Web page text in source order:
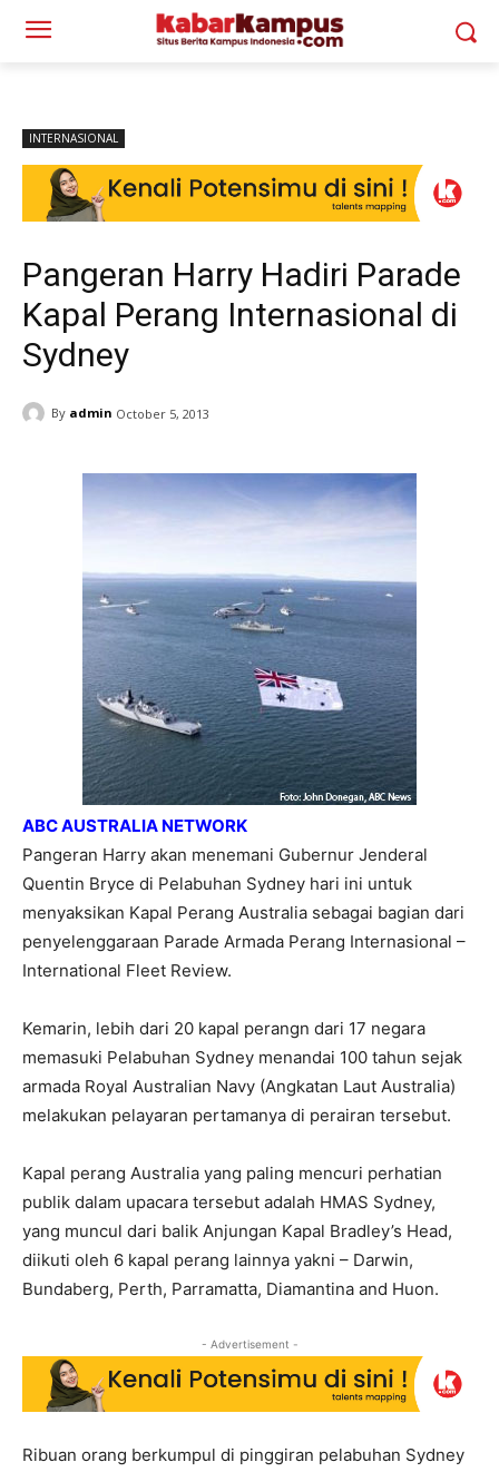
INTERNASIONAL
Pangeran Harry Hadiri Parade
Kapal Perang Internasional di
Sydney
By admin October 5, 2013
ABC AUSTRALIA NETWORK
Pangeran Harry akan menemani Gubernur Jenderal
Quentin Bryce di Pelabuhan Sydney hari ini untuk
menyaksikan Kapal Perang Australia sebagai bagian dari
penyelenggaraan Parade Armada Perang Internasional –
International Fleet Review.
Kemarin, lebih dari 20 kapal perangn dari 17 negara
memasuki Pelabuhan Sydney menandai 100 tahun sejak
armada Royal Australian Navy (Angkatan Laut Australia)
melakukan pelayaran pertamanya di perairan tersebut.
Kapal perang Australia yang paling mencuri perhatian
publik dalam upacara tersebut adalah HMAS Sydney,
yang muncul dari balik Anjungan Kapal Bradley’s Head,
diikuti oleh 6 kapal perang lainnya yakni – Darwin,
Bundaberg, Perth, Parramatta, Diamantina and Huon.
- Advertisement -
Ribuan orang berkumpul di pinggiran pelabuhan Sydney